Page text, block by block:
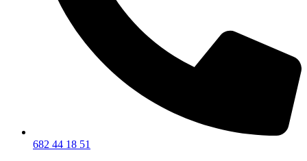
682 44 18 51